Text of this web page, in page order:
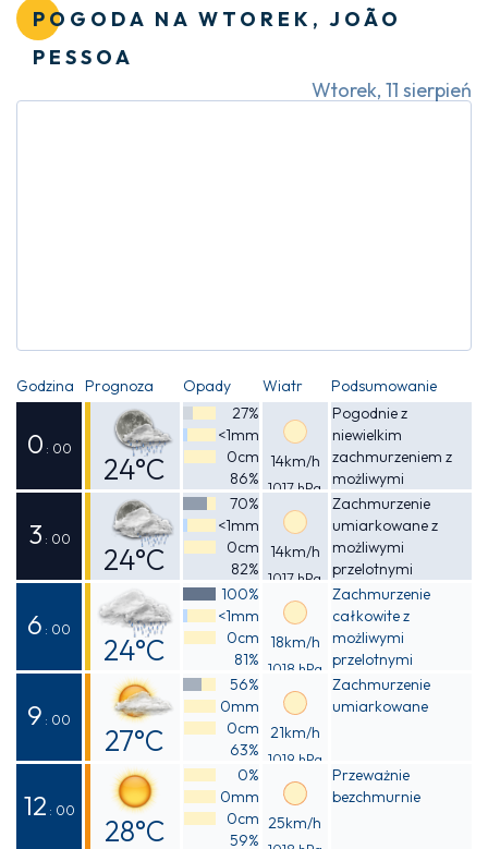
POGODA NA WTOREK, JOÃO
PESSOA
Wtorek, 11 sierpień
Godzina Prognoza Opady Wiatr Podsumowanie
0 : 00
24°C
Odczuwalna
25°C
27%
<1mm
0cm
86%
14km/h
1017 hPa
Pogodnie z
niewielkim
zachmurzeniem z
możliwymi
przelotnymi
opadami deszczu
3 : 00
24°C
Odczuwalna
25°C
70%
<1mm
0cm
82%
14km/h
1017 hPa
Zachmurzenie
umiarkowane z
możliwymi
przelotnymi
opadami deszczu
6 : 00
24°C
Odczuwalna
24°C
100%
<1mm
0cm
81%
18km/h
1018 hPa
Zachmurzenie
całkowite z
możliwymi
przelotnymi
opadami deszczu
9 : 00
27°C
Odczuwalna
27°C
56%
0mm
0cm
63%
21km/h
1019 hPa
Zachmurzenie
umiarkowane
12 : 00
28°C
0%
0mm
0cm
59%
25km/h
Przeważnie
bezchmurnie